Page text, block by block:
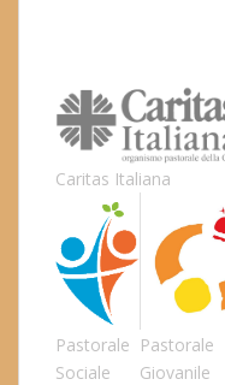
Caritas Italiana
Pastorale
Sociale
Pastorale
Giovanile